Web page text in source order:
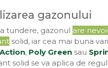
gazonului
tundere, gazonul are
solid, iar cea mai buna
Action, Poly Green sau
solid se va aplica de